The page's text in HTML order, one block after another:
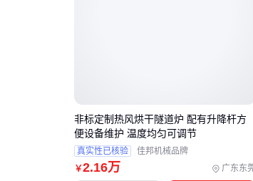
￥2.16万 广东东
非标定制热风烘干隧道炉 配有升降杆方
便设备维护 温度均匀可调节
真实性已核验 佳邦机械品牌